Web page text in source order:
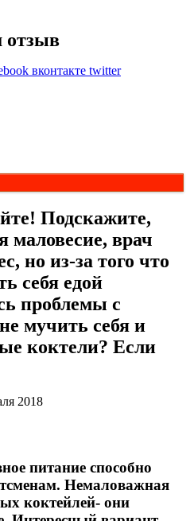
вконтакте twitter
Подскажите,
маловесие, врач
но из-за того что
себя едой
проблемы с
мучить себя и
коктели? Если
2018
питание способно
Немаловажная
коктейлей- они